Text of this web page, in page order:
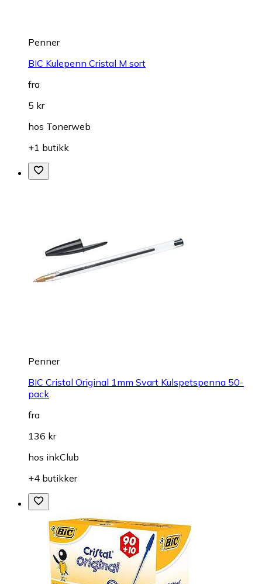
Penner
BIC Kulepenn Cristal M sort
fra
5 kr
hos Tonerweb
+1 butikk
Penner
BIC Cristal Original 1mm Svart Kulspetspenna 50-
pack
fra
136 kr
hos inkClub
+4 butikker